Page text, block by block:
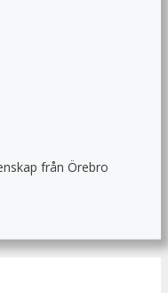
från Örebro